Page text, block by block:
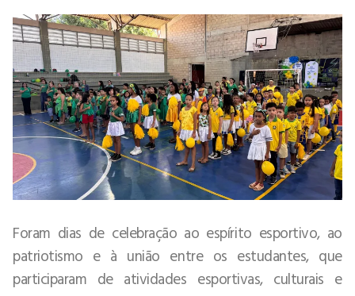
Foram dias de celebração ao espírito esportivo, ao
patriotismo e à união entre os estudantes, que
participaram de atividades esportivas, culturais e